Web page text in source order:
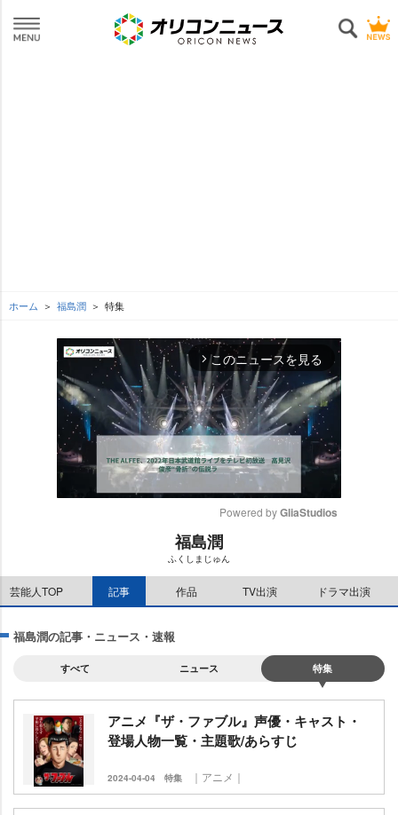
ホーム 福島潤 特集
arrow_forward_ios このニュースを見る
Powered by GliaStudios
福島潤
ふくしまじゅん
芸能人TOP 記事 作品 TV出演 ドラマ出演
福島潤の記事・ニュース・速報
すべて ニュース 特集
アニメ『ザ・ファブル』声優・キャスト・
登場人物一覧・主題歌/あらすじ
2024-04-04 特集 ｜アニメ｜